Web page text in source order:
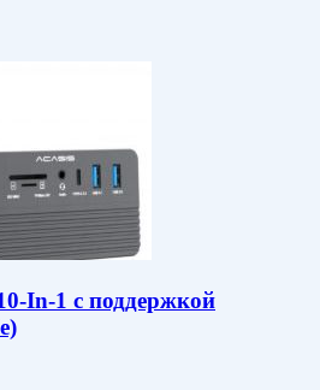
In-1 с поддержкой